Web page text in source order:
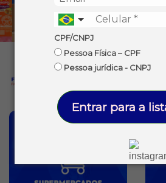
CPF/CNPJ
Pessoa Física – CPF
Pessoa jurídica - CNPJ
Entrar para a